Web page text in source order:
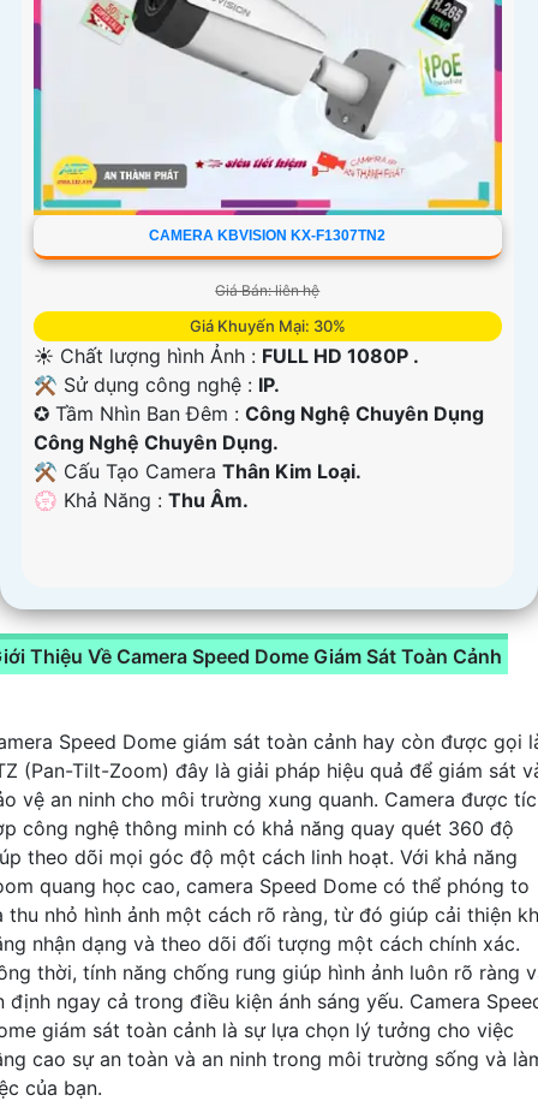
CAMERA KBVISION KX-F1307TN2
Giá Bán: liên hệ
Giá Khuyến Mại: 30%
☀️ Chất lượng hình Ảnh : FULL HD 1080P .
⚒ Sử dụng công nghệ : IP.
✪ Tầm Nhìn Ban Đêm : Công Nghệ Chuyên Dụng
Công Nghệ Chuyên Dụng.
⚒ Cấu Tạo Camera Thân Kim Loại.
️💮 Khả Năng : Thu Âm.
Thiệu Về Camera Speed Dome Giám Sát Toàn Cảnh
Speed Dome giám sát toàn cảnh hay còn được gọi
(Pan-Tilt-Zoom) đây là giải pháp hiệu quả để giám sát
vệ an ninh cho môi trường xung quanh. Camera được
công nghệ thông minh có khả năng quay quét 360 độ
theo dõi mọi góc độ một cách linh hoạt. Với khả năng
quang học cao, camera Speed Dome có thể phóng to
thu nhỏ hình ảnh một cách rõ ràng, từ đó giúp cải thiện
nhận dạng và theo dõi đối tượng một cách chính xác.
thời, tính năng chống rung giúp hình ảnh luôn rõ ràng
định ngay cả trong điều kiện ánh sáng yếu. Camera
giám sát toàn cảnh là sự lựa chọn lý tưởng cho việc
cao sự an toàn và an ninh trong môi trường sống và
của bạn.